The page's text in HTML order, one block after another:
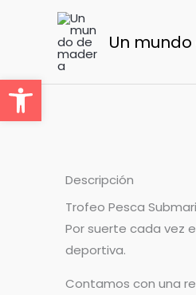
contenido
Un
Descripción
Trofeo Pesca
Por suerte cada vez
deportiva.
Contamos con una
Abrir barra de herramientas